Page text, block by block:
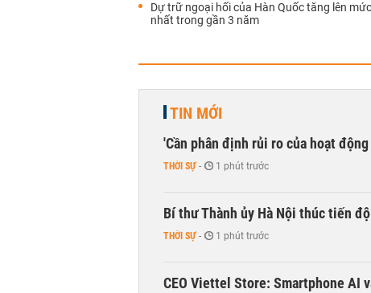
Dự trữ ngoại hối của Hàn Quốc tăng lên
nhất trong gần 3 năm
TIN MỚI
'Cần phân định rủi ro của hoạt
THỜI SỰ - 1 phút trước
Bí thư Thành ủy Hà Nội thúc tiến
THỜI SỰ - 1 phút trước
CEO Viettel Store: Smartphone AI